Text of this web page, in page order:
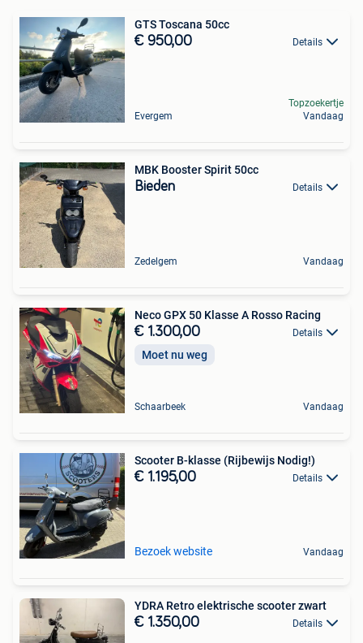
GTS Toscana 50cc
€ 950,00 Details
Evergem
Topzoekertje
Vandaag
MBK Booster Spirit 50cc
Bieden Details
Zedelgem Vandaag
Neco GPX 50 Klasse A Rosso Racing
€ 1.300,00 Details
Moet nu weg
Schaarbeek Vandaag
Scooter B-klasse (Rijbewijs Nodig!)
€ 1.195,00 Details
Bezoek website Vandaag
YDRA Retro elektrische scooter zwart
€ 1.350,00 Details